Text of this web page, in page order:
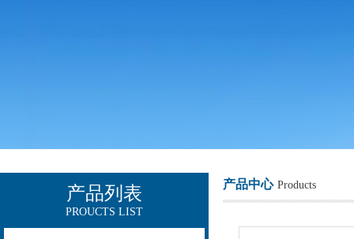
产品列表
PROUCTS LIST
产品中心 Products